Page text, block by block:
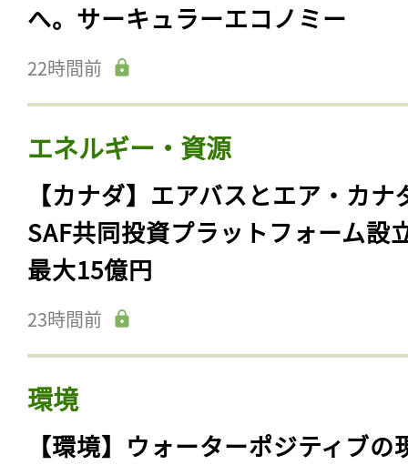
へ。サーキュラーエコノミー
22時間前
エネルギー・資源
【カナダ】エアバスとエア・カナ
SAF共同投資プラットフォーム設
最大15億円
23時間前
環境
【環境】ウォーターポジティブの